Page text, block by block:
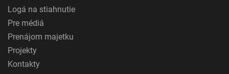
Logá na stiahnutie
Pre médiá
Prenájom majetku
Projekty
Kontakty